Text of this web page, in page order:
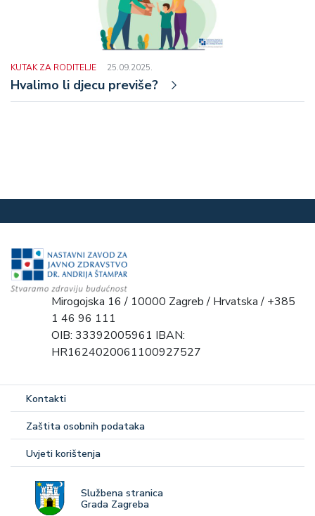
KUTAK ZA RODITELJE 25.09.2025.
Hvalimo li djecu previše?
Mirogojska 16 / 10000 Zagreb / Hrvatska / +385
1 46 96 111
OIB: 33392005961 IBAN:
HR1624020061100927527
Kontakti
Zaštita osobnih podataka
Uvjeti korištenja
Službena stranica
Grada Zagreba